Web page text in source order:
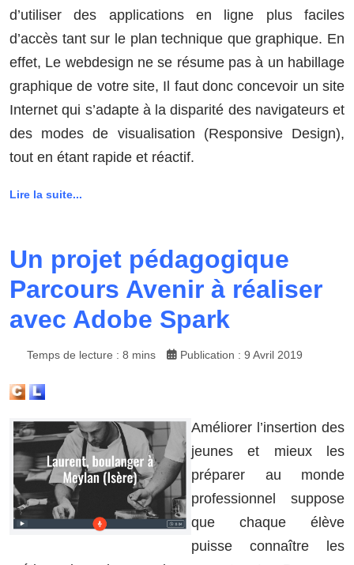
d’utiliser des applications en ligne plus faciles
d’accès tant sur le plan technique que graphique. En
effet, Le webdesign ne se résume pas à un habillage
graphique de votre site, Il faut donc concevoir un site
Internet qui s’adapte à la disparité des navigateurs et
des modes de visualisation (Responsive Design),
tout en étant rapide et réactif.
Lire la suite...
Un projet pédagogique
Parcours Avenir à réaliser
avec Adobe Spark
Temps de lecture : 8 mins Publication : 9 Avril 2019
Améliorer l’insertion des
jeunes et mieux les
préparer au monde
professionnel suppose
que chaque élève
puisse connaître les